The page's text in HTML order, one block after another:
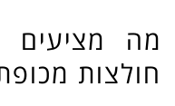
מה מציעים
חולצות